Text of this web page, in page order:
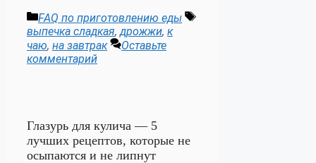
Рубрики
FAQ по приготовлению еды
Метки
выпечка сладкая, дрожжи, к
чаю, на завтрак
Оставьте
комментарий
Глазурь для кулича — 5
лучших рецептов, которые не
осыпаются и не липнут